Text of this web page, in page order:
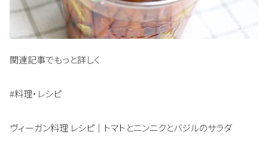
関連記事でもっと詳しく
#料理・レシピ
ヴィーガン料理 レシピ｜トマトとニンニクとバジルのサラダ